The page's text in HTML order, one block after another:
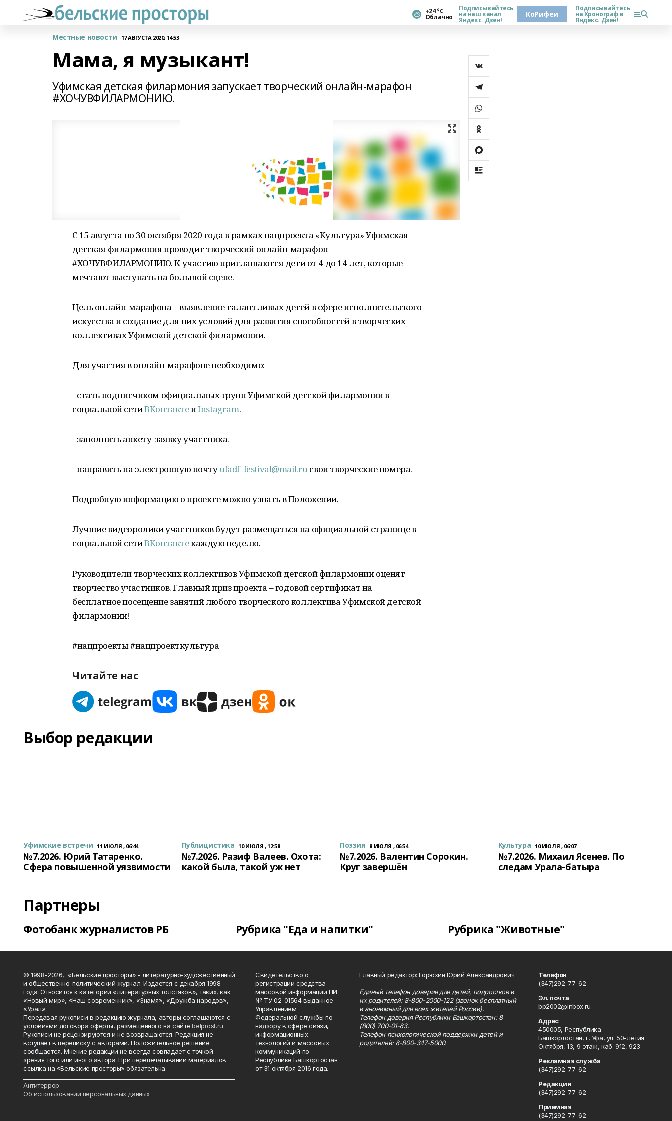
+24 °С
Облачно
Подписывайтесь
на наш канал
Яндекс. Дзен!
КоРифеи
Подписывайтесь
на Хронограф в
Яндекс. Дзен!
Местные новости 17 АВГУСТА 2020, 14:53
Мама, я музыкант!
Уфимская детская филармония запускает творческий онлайн-марафон
#ХОЧУВФИЛАРМОНИЮ.
С 15 августа по 30 октября 2020 года в рамках нацпроекта «Культура» Уфимская
детская филармония проводит творческий онлайн-марафон
#ХОЧУВФИЛАРМОНИЮ. К участию приглашаются дети от 4 до 14 лет, которые
мечтают выступать на большой сцене.
Цель онлайн-марафона – выявление талантливых детей в сфере исполнительского
искусства и создание для них условий для развития способностей в творческих
коллективах Уфимской детской филармонии.
Для участия в онлайн-марафоне необходимо:
- стать подписчиком официальных групп Уфимской детской филармонии в
социальной сетиВКонтактеиInstagram.
- заполнить анкету-заявку участника.
- направить на электронную почтуufadf_festival@mail.ruсвои творческие номера.
Подробную информацию о проекте можно узнать в Положении.
Лучшие видеоролики участников будут размещаться на официальной странице в
социальной сетиВКонтактекаждую неделю.
Руководители творческих коллективов Уфимской детской филармонии оценят
творчество участников. Главный приз проекта – годовой сертификат на
бесплатное посещение занятий любого творческого коллектива Уфимской детской
филармонии!
#нацпроекты #нацпроекткультура
Читайте нас
Выбор редакции
Уфимские встречи 11 ИЮЛЯ , 06:44
№7.2026. Юрий Татаренко.
Сфера повышенной уязвимости
Публицистика 10 ИЮЛЯ , 12:58
№7.2026. Разиф Валеев. Охота:
какой была, такой уж нет
Поэзия 8 ИЮЛЯ , 06:54
№7.2026. Валентин Сорокин.
Круг завершён
Культура 10 ИЮЛЯ , 06:07
№7.2026. Михаил Ясенев. По
следам Урала-батыра
Партнеры
Фотобанк журналистов РБ Рубрика "Еда и напитки" Рубрика "Животные"
© 1998-2026, «Бельские просторы» - литературно-художественный
и общественно-политический журнал. Издается с декабря 1998
года. Относится к категории «литературных толстяков», таких, как
«Новый мир», «Наш современник», «Знамя», «Дружба народов»,
«Урал».
Передавая рукописи в редакцию журнала, авторы соглашаются с
условиями договора оферты, размещенного на сайтеbelprost.ru.
Рукописи не рецензируются и не возвращаются. Редакция не
вступает в переписку с авторами. Положительное решение
сообщается. Мнение редакции не всегда совпадает с точкой
зрения того или иного автора. При перепечатывании материалов
ссылка на «Бельские просторы» обязательна.
Антитеррор
Об использовании персональных данных
Свидетельство о
регистрации средства
массовой информации ПИ
№ ТУ 02-01564 выданное
Управлением
Федеральной службы по
надзору в сфере связи,
информационных
технологий и массовых
коммуникаций по
Республике Башкортостан
от 31 октября 2016 года.
Главный редактор: Горюхин Юрий Александрович
Единый телефон доверия для детей, подростков и
их родителей: 8-800-2000-122 (звонок бесплатный
и анонимный для всех жителей России).
Телефон доверия Республики Башкортостан: 8
(800) 700-01-83.
Телефон психологической поддержки детей и
родителей: 8-800-347-5000.
Телефон
(347)292-77-62
Эл. почта
bp2002@inbox.ru
Адрес
450005, Республика
Башкортостан, г. Уфа, ул. 50-летия
Октября, 13, 9 этаж, каб. 912, 923
Рекламная служба
(347)292-77-62
Редакция
(347)292-77-62
Приемная
(347)292-77-62